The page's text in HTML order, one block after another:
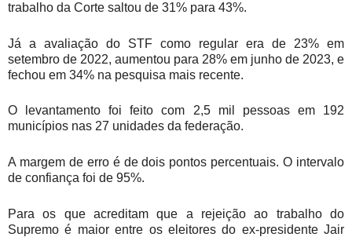
trabalho da Corte saltou de 31% para 43%.
Já a avaliação do STF como regular era de 23% em
setembro de 2022, aumentou para 28% em junho de 2023, e
fechou em 34% na pesquisa mais recente.
O levantamento foi feito com 2,5 mil pessoas em 192
municípios nas 27 unidades da federação.
A margem de erro é de dois pontos percentuais. O intervalo
de confiança foi de 95%.
Para os que acreditam que a rejeição ao trabalho do
Supremo é maior entre os eleitores do ex-presidente Jair